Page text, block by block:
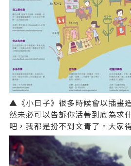
▲《小日子》很多時候會以插畫
然未必可以告訴你活著到底為求
吧，我都是扮不到文青了。大家